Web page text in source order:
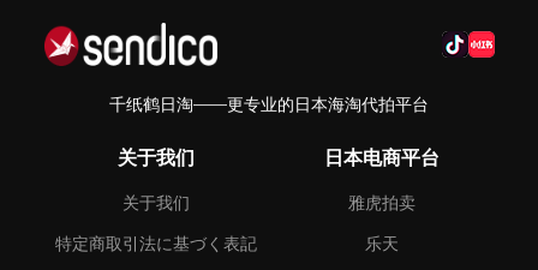
千纸鹤日淘——更专业的日本海淘代拍平台
关于我们
关于我们
特定商取引法に基づく表記
日本电商平台
雅虎拍卖
乐天